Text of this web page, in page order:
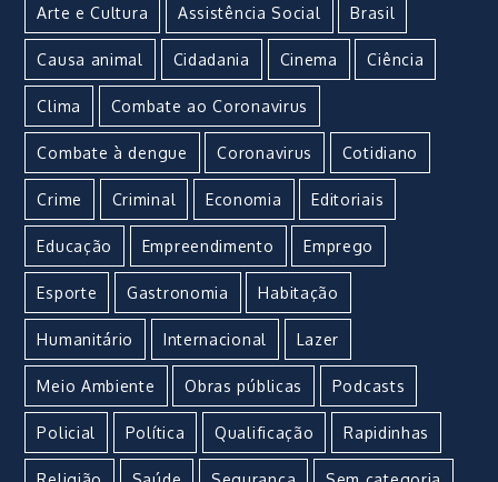
Arte e Cultura Assistência Social Brasil
Causa animal Cidadania Cinema Ciência
Clima Combate ao Coronavirus
Combate à dengue Coronavirus Cotidiano
Crime Criminal Economia Editoriais
Educação Empreendimento Emprego
Esporte Gastronomia Habitação
Humanitário Internacional Lazer
Meio Ambiente Obras públicas Podcasts
Policial Política Qualificação Rapidinhas